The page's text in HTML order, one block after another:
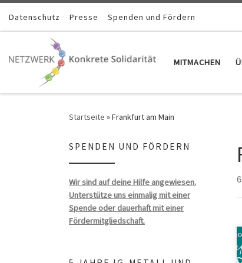
Zum Inhalt springen
Datenschutz Presse Spenden und Fördern
MITMACHEN
Startseite »Frankfurt am Main
SPENDEN UND FÖRDERN
Wir sind auf deine Hilfe angewiesen.
Unterstütze uns einmalig mit einer
Spende oder dauerhaft mit einer
Fördermitgliedschaft.